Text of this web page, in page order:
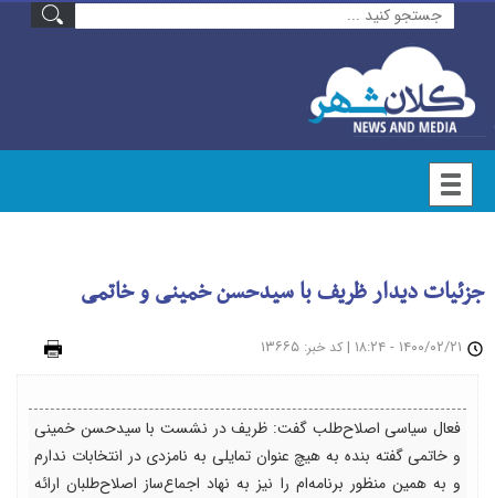
جزئیات دیدار ظریف با سیدحسن خمینی و خاتمی
| کد خبر: ۱۳۶۶۵
فعال سیاسی اصلاح‌طلب گفت: ظریف در نشست با سیدحسن خمینی
و خاتمی گفته بنده به هیچ عنوان تمایلی به نامزدی در انتخابات ندارم
و به همین منظور برنامه‌ام را نیز به نهاد اجماع‌ساز اصلاح‌طلبان ارائه